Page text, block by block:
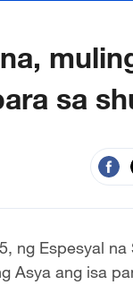
sa
ng Espesyal
Asya ang isa